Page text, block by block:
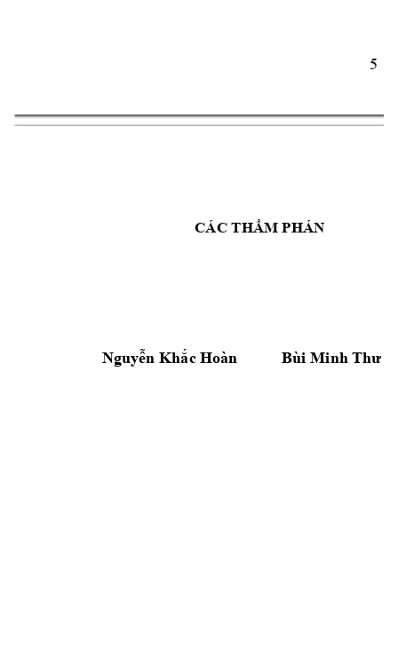
5
CÁC THẨM PHÁN
Nguyễn Khắc Hoàn Bùi Minh Thư